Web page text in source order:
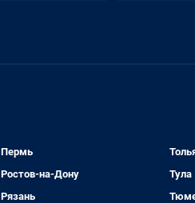
Пермь
Ростов-на-Дону
Рязань
Тула